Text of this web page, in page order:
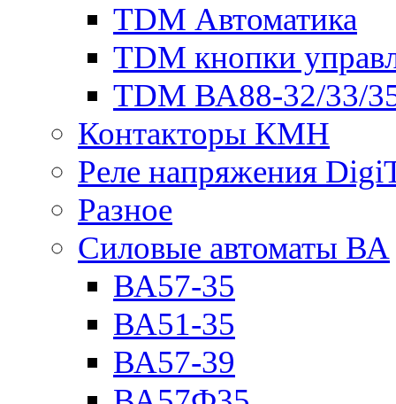
TDM Автоматика
TDM кнопки
TDM ВА88-32/33/
Контакторы КМН
Реле напряжения
Разное
Силовые автоматы ВА
ВА57-35
ВА51-35
ВА57-39